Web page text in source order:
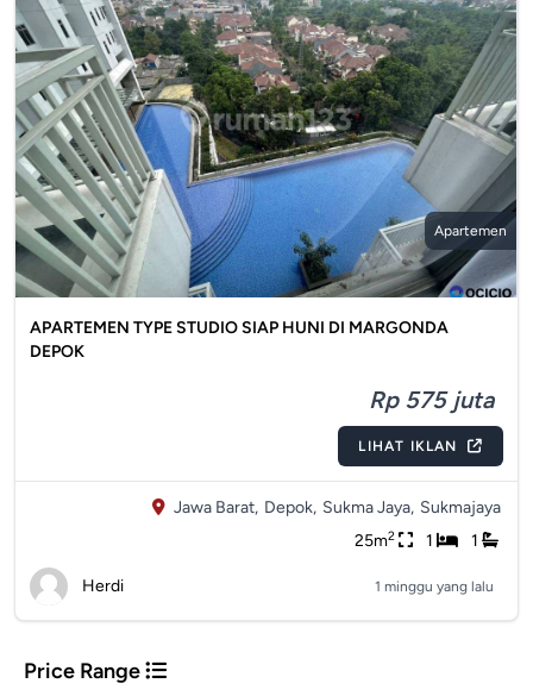
Apartemen
APARTEMEN TYPE STUDIO SIAP HUNI DI MARGONDA
DEPOK
Rp 575 juta
LIHAT IKLAN
Jawa Barat, Depok, Sukma Jaya, Sukmajaya
25m2 1 1
Herdi 1 minggu yang lalu
Price Range